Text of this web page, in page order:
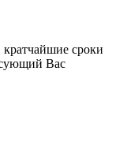
сроки
Вас